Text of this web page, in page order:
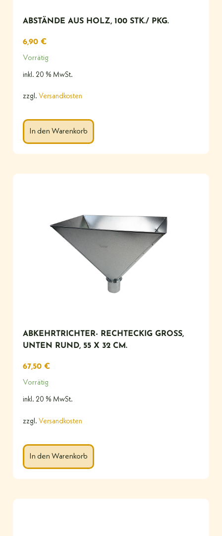
ABSTÄNDE AUS HOLZ, 100 STK./ PKG.
6,90 €
Vorrätig
inkl. 20 % MwSt.
zzgl. Versandkosten
In den Warenkorb
ABKEHRTRICHTER- RECHTECKIG GROSS, U
NTEN RUND, 55 X 32 CM.
67,50 €
Vorrätig
inkl. 20 % MwSt.
zzgl. Versandkosten
In den Warenkorb